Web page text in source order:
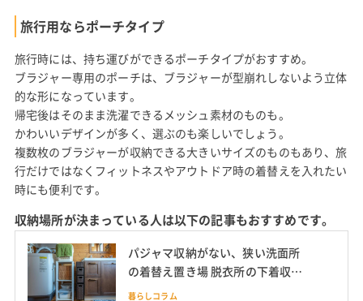
旅行用ならポーチタイプ
旅行時には、持ち運びができるポーチタイプがおすすめ。
ブラジャー専用のポーチは、ブラジャーが型崩れしないよう立体
的な形になっています。
帰宅後はそのまま洗濯できるメッシュ素材のものも。
かわいいデザインが多く、選ぶのも楽しいでしょう。
複数枚のブラジャーが収納できる大きいサイズのものもあり、旅
行だけではなくフィットネスやアウトドア時の着替えを入れたい
時にも便利です。
収納場所が決まっている人は以下の記事もおすすめです。
パジャマ収納がない、狭い洗面所
の着替え置き場 脱衣所の下着収納
アイデアも
暮らしコラム